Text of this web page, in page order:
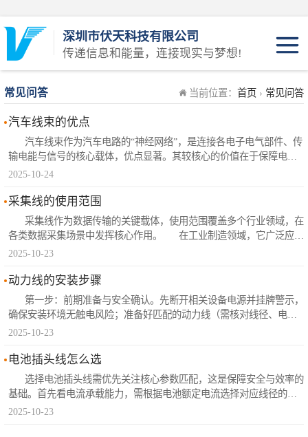
深圳市伏天科技有限公司
传递信息和能量，连接现实与梦想!
常见问答 当前位置： 首页 › 常见问答
汽车线束的优点
汽车线束作为汽车电路的“神经网络”，是连接各电子电气部件、传
输电能与信号的核心载体，优点显著。其较核心的价值在于保障电路
系统稳定安全，通过合理选型导线（按电流选线径、按环境选耐温耐
隔绝水尘油污，避免短路漏电，固定排布设计也能防止振动摩..
2025-10-24
采集线的使用范围
采集线作为数据传输的关键载体，使用范围覆盖多个行业领域，在
各类数据采集场景中发挥核心作用。 在工业制造领域，它广泛应用
于生产线设备状态监测，连接温度传感器、压力传感器、振动传感器
与质量管控提供数据支撑；同时也用于自动化流水线的信号..
2025-10-23
动力线的安装步骤
第一步：前期准备与安全确认。先断开相关设备电源并挂牌警示，
确保安装环境无触电风险；准备好匹配的动力线（需核对线径、电压
等级与设备功率适配）、剥线钳、压线钳、绝缘胶带、螺丝刀等工
设备接口匹配。 第二步：布线与固定。根据设备布局规划..
2025-10-23
电池插头线怎么选
选择电池插头线需优先关注核心参数匹配，这是保障安全与效率的
基础。首先看电流承载能力，需根据电池额定电流选择对应线径的插
头线，线径过小易因过载发热，通常10A以下选1.5mm²线径，10-20A
2025-10-23
JST系列
Molex系列
AMP系列
插头系列
插头线系列